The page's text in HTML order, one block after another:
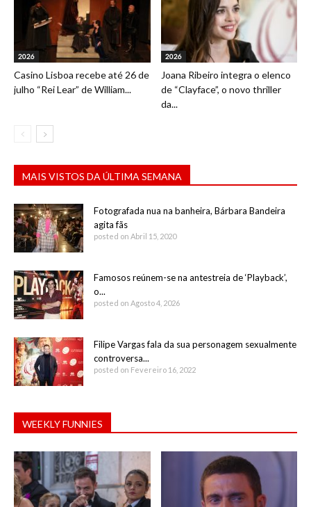
2026
Casino Lisboa recebe até 26 de
julho “Rei Lear” de William...
2026
Joana Ribeiro integra o elenco
de “Clayface”, o novo thriller
da...
MAIS VISTOS DA ÚLTIMA SEMANA
Fotografada nua na banheira, Bárbara Bandeira
agita fãs
posted on Abril 15, 2020
Famosos reúnem-se na antestreia de ‘Playback’,
o...
posted on Agosto 4, 2026
Filipe Vargas fala da sua personagem sexualmente
controversa...
posted on Fevereiro 16, 2022
WEEKLY FUNNIES